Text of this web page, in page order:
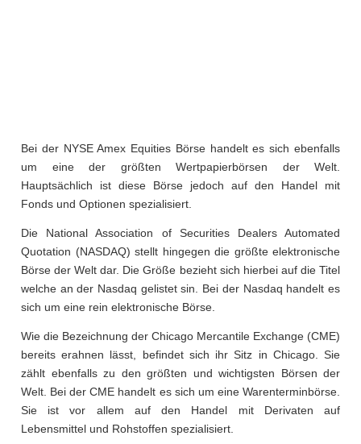
Bei der NYSE Amex Equities Börse handelt es sich ebenfalls
um eine der größten Wertpapierbörsen der Welt.
Hauptsächlich ist diese Börse jedoch auf den Handel mit
Fonds und Optionen spezialisiert.
Die National Association of Securities Dealers Automated
Quotation (NASDAQ) stellt hingegen die größte elektronische
Börse der Welt dar. Die Größe bezieht sich hierbei auf die Titel
welche an der Nasdaq gelistet sin. Bei der Nasdaq handelt es
sich um eine rein elektronische Börse.
Wie die Bezeichnung der Chicago Mercantile Exchange (CME)
bereits erahnen lässt, befindet sich ihr Sitz in Chicago. Sie
zählt ebenfalls zu den größten und wichtigsten Börsen der
Welt. Bei der CME handelt es sich um eine Warenterminbörse.
Sie ist vor allem auf den Handel mit Derivaten auf
Lebensmittel und Rohstoffen spezialisiert.